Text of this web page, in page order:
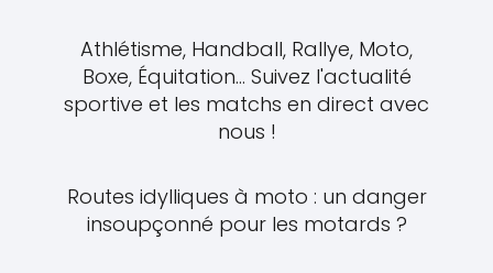
Athlétisme, Handball, Rallye, Moto,
Boxe, Équitation... Suivez l'actualité
sportive et les matchs en direct avec
nous !
Routes idylliques à moto : un danger
insoupçonné pour les motards ?